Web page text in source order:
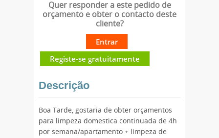
Quer responder a este pedido de
orçamento e obter o contacto deste
cliente?
Entrar
Registe-se gratuitamente
Descrição
Boa Tarde, gostaria de obter orçamentos
para limpeza domestica continuada de 4h
por semana/apartamento + limpeza de